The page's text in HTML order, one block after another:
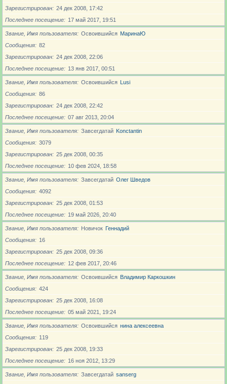
Зарегистрирован
24 дек 2008, 17:42
Последнее посещение
17 май 2017, 19:51
Звание, Имя пользователя Освоившийся МаринаЮ
Сообщения
82
Зарегистрирован
24 дек 2008, 22:06
Последнее посещение
13 янв 2017, 00:51
Звание, Имя пользователя Освоившийся Lusi
Сообщения
86
Зарегистрирован
24 дек 2008, 22:42
Последнее посещение
07 авг 2013, 20:04
Звание, Имя пользователя Завсегдатай Konctantin
Сообщения
3079
Зарегистрирован
25 дек 2008, 00:35
Последнее посещение
10 фев 2024, 18:58
Звание, Имя пользователя Завсегдатай Олег Шведов
Сообщения
4092
Зарегистрирован
25 дек 2008, 01:53
Последнее посещение
19 май 2026, 20:40
Звание, Имя пользователя Новичoк Геннадий
Сообщения
16
Зарегистрирован
25 дек 2008, 09:36
Последнее посещение
12 фев 2017, 20:46
Звание, Имя пользователя Освоившийся Владимир Каркошкин
Сообщения
424
Зарегистрирован
25 дек 2008, 16:08
Последнее посещение
05 май 2021, 19:24
Звание, Имя пользователя Освоившийся нина алексеевна
Сообщения
119
Зарегистрирован
25 дек 2008, 19:33
Последнее посещение
16 ноя 2012, 13:29
Звание, Имя пользователя Завсегдатай sanserg